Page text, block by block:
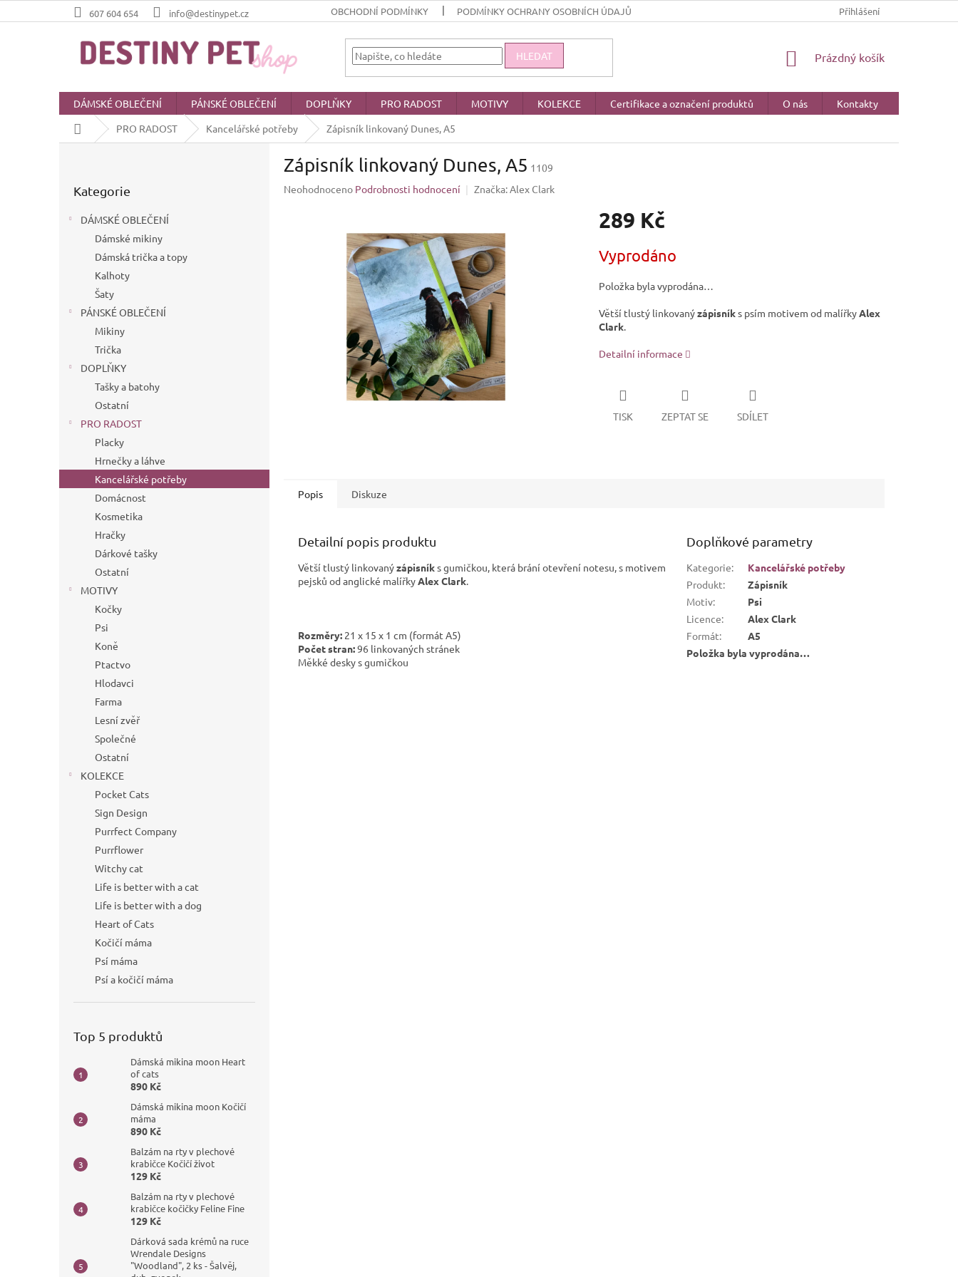
na
607 604 654 info@destinypet.cz OBCHODNÍ PODMÍNKY PODMÍNKY OCHRANY OSOBNÍCH ÚDAJŮ Přihlášení
HLEDAT
NÁKUPNÍ
Prázdný košík
DÁMSKÉ OBLEČENÍ PÁNSKÉ OBLEČENÍ DOPLŇKY PRO RADOST MOTIVY KOLEKCE Certifikace a označení produktů O nás
Kontakty
Domů
PRO RADOST Kancelářské potřeby Zápisník linkovaný Dunes, A5
kategorie
Kategorie
DÁMSKÉ OBLEČENÍ
Dámské mikiny
Dámská trička a topy
Kalhoty
Šaty
PÁNSKÉ OBLEČENÍ
Mikiny
Trička
DOPLŇKY
Tašky a batohy
Ostatní
PRO RADOST
Placky
Hrnečky a láhve
Kancelářské potřeby
Domácnost
Kosmetika
Hračky
Dárkové tašky
Ostatní
MOTIVY
Kočky
Psi
Koně
Ptactvo
Hlodavci
Farma
Lesní zvěř
Společné
Ostatní
KOLEKCE
Pocket Cats
Sign Design
Purrfect Company
Purrflower
Witchy cat
Life is better with a cat
Life is better with a dog
Heart of Cats
Kočičí máma
Psí máma
Psí a kočičí máma
Top 5 produktů
Dámská mikina moon Heart
of cats
890 Kč
Dámská mikina moon Kočičí
máma
890 Kč
Balzám na rty v plechové
krabičce Kočičí život
129 Kč
Balzám na rty v plechové
krabičce kočičky Feline Fine
129 Kč
Dárková sada krémů na ruce
Wrendale Designs
"Woodland", 2 ks - Šalvěj,
Zápisník linkovaný Dunes, A5 1109
Průměrné
Neohodnoceno Podrobnosti hodnocení Značka:Alex Clark
289 Kč
cena:
Vyprodáno
Položka byla vyprodána…
Větší tlustý linkovanýzápisníks psím motivem od malířkyAlex
Clark.
Detailní informace
TISK ZEPTAT SE SDÍLET
Popis Diskuze
Detailní popis produktu
Větší tlustý linkovanýzápisníks gumičkou, která brání otevření notesu, s motivem
pejsků od anglické malířky Alex Clark
Rozměry: 21 x 15 x 1 cm (formát A5)
Počet stran:96 linkovaných stránek
Měkké desky s gumičkou
Doplňkové parametry
Kategorie:
Kancelářské potřeby
Produkt:
Zápisník
Motiv:
Psi
Licence:
Alex Clark
Formát:
A5
Položka byla vyprodána…